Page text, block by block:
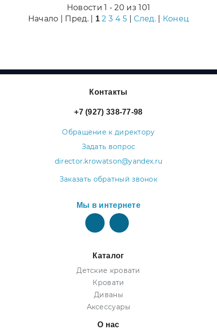
Новости 1 - 20 из 101
Начало | Пред. |
1 2 3 4 5 След.| Конец
Контакты
+7 (927) 338-77-98
Обращение к директору
Задать вопрос
director.krowatson@yandex.ru
Заказать обратный звонок
Мы в интернете
Каталог
Детские кровати
Кровати
Диваны
Аксессуары
О нас